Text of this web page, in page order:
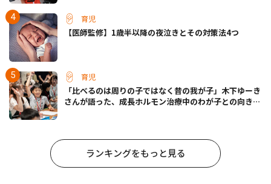
育児
【医師監修】1歳半以降の夜泣きとその対策法4つ
育児
「比べるのは周りの子ではなく昔の我が子」木下ゆーき
さんが語った、成長ホルモン治療中のわが子との向き合
ランキングをもっと見る